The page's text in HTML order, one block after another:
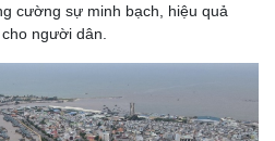
cường sự minh bạch, hiệu quả
người dân.